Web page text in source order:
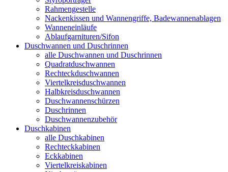
Rahmengestelle
Nackenkissen und Wannengriffe, Badewannenablagen
Wanneneinläufe
Ablaufgarnituren/Sifon
Duschwannen und Duschrinnen
alle Duschwannen und Duschrinnen
Quadratduschwannen
Rechteckduschwannen
Viertelkreisduschwannen
Halbkreisduschwannen
Duschwannenschürzen
Duschrinnen
Duschwannenzubehör
Duschkabinen
alle Duschkabinen
Rechteckkabinen
Eckkabinen
Viertelkreiskabinen